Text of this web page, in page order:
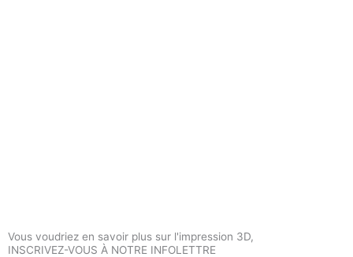
Vous voudriez en savoir plus sur l'impression 3D,
INSCRIVEZ-VOUS À NOTRE INFOLETTRE